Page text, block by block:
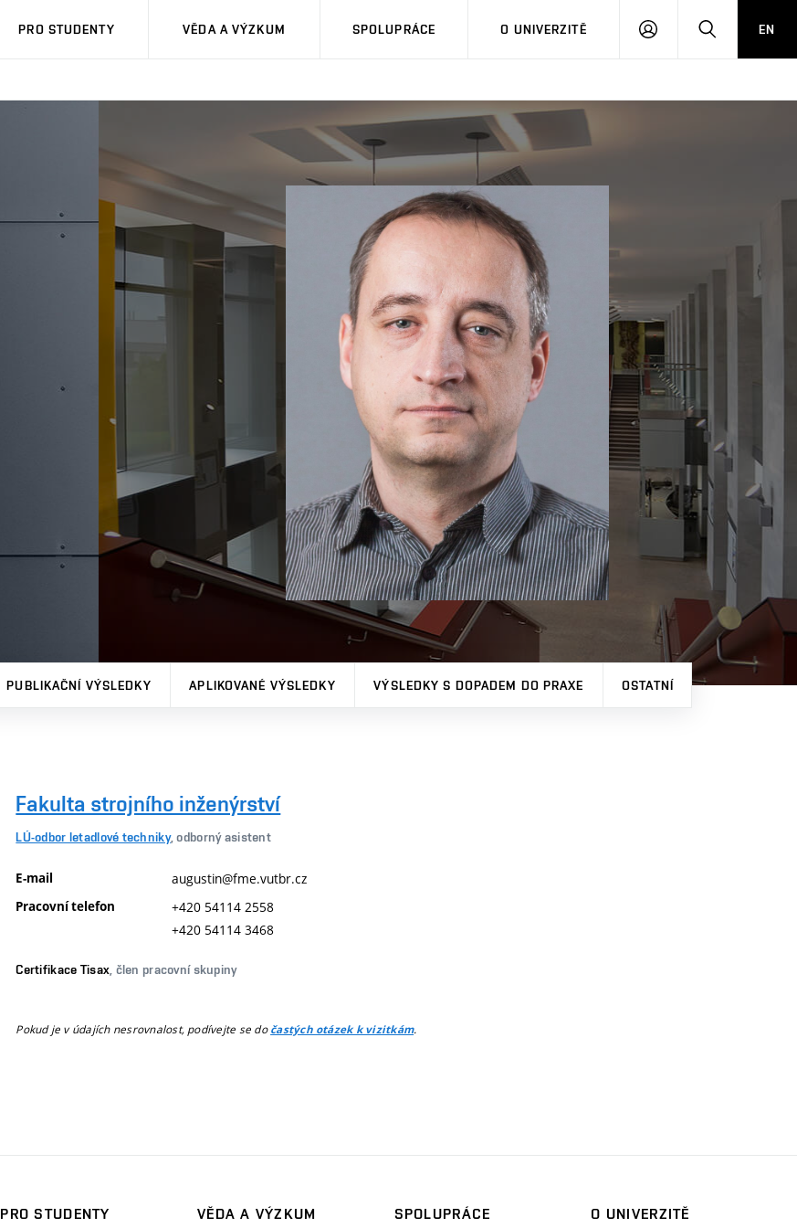
PRO STUDENTY VĚDA A VÝZKUM SPOLUPRÁCE O UNIVERZITĚ
PŘIHLÁSIT HLEDATEN
PUBLIKAČNÍ VÝSLEDKY APLIKOVANÉ VÝSLEDKY VÝSLEDKY S DOPADEM DO PRAXE OSTATNÍ
Fakulta strojního inženýrství
LÚ-odbor letadlové techniky, odborný asistent
E-mail augustin@fme.vutbr.cz
Pracovní telefon
+420 54114 2558
+420 54114 3468
Certifikace Tisax , člen pracovní skupiny
Pokud je v údajích nesrovnalost, podívejte se dočastých otázek k vizitkám.
PRO STUDENTY VĚDA A VÝZKUM SPOLUPRÁCE O UNIVERZITĚ